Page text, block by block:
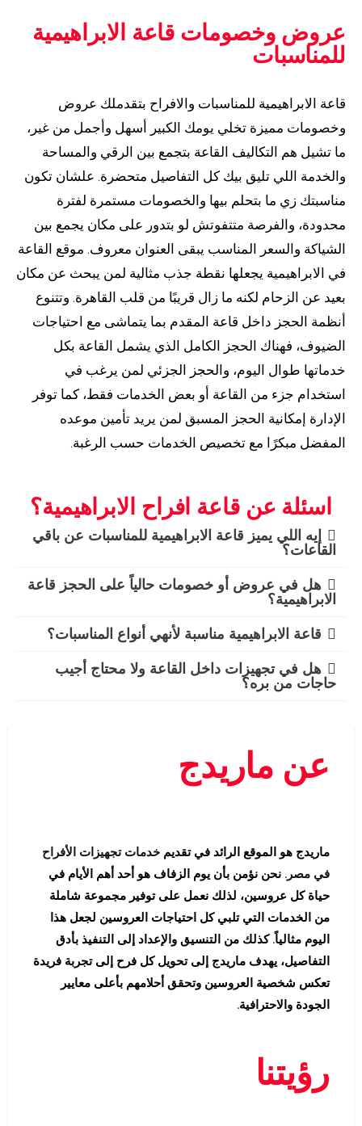
عروض وخصومات قاعة الابراهيمية
للمناسبات
قاعة الابراهيمية للمناسبات والافراح بتقدملك عروض
وخصومات مميزة تخلي يومك الكبير أسهل وأجمل من غير،
ما تشيل هم التكاليف القاعة بتجمع بين الرقي والمساحة
والخدمة اللي تليق بيك كل التفاصيل متحضرة. علشان تكون
مناسبتك زي ما بتحلم بيها والخصومات مستمرة لفترة
محدودة، والفرصة متتفوتش لو بتدور على مكان يجمع بين
الشياكة والسعر المناسب يبقى العنوان معروف. موقع القاعة
في الابراهيمية يجعلها نقطة جذب مثالية لمن يبحث عن مكان
بعيد عن الزحام لكنه ما زال قريبًا من قلب القاهرة. وتتنوع
أنظمة الحجز داخل قاعة المقدم بما يتماشى مع احتياجات
الضيوف، فهناك الحجز الكامل الذي يشمل القاعة بكل
خدماتها طوال اليوم، والحجز الجزئي لمن يرغب في
استخدام جزء من القاعة أو بعض الخدمات فقط، كما توفر
الإدارة إمكانية الحجز المسبق لمن يريد تأمين موعده
المفضل مبكرًا مع تخصيص الخدمات حسب الرغبة.
اسئلة عن قاعة افراح الابراهيمية؟
إيه اللي يميز قاعة الابراهيمية للمناسبات عن باقي
القاعات؟
هل في عروض أو خصومات حالياً على الحجز قاعة
الابراهيمية؟
قاعة الابراهيمية مناسبة لأنهي أنواع المناسبات؟
هل في تجهيزات داخل القاعة ولا محتاج أجيب
حاجات من بره؟
عن ماريدج
ماريدج هو الموقع الرائد في تقديم خدمات تجهيزات الأفراح
في مصر . نحن نؤمن بأن يوم الزفاف هو أحد أهم الأيام في
حياة كل عروسين، لذلك نعمل على توفير مجموعة شاملة
من الخدمات التي تلبي كل احتياجات العروسين لجعل هذا
اليوم مثالياً. كذلك من التنسيق والإعداد إلى التنفيذ بأدق
التفاصيل، يهدف ماريدج إلى تحويل كل فرح إلى تجربة فريدة
تعكس شخصية العروسين وتحقق أحلامهم بأعلى معايير
الجودة والاحترافية.
رؤيتنا